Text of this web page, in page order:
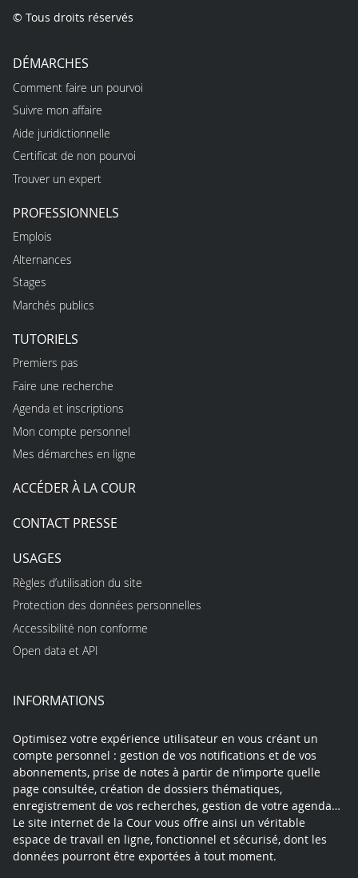
© Tous droits réservés
DÉMARCHES
Comment faire un pourvoi
Suivre mon affaire
Aide juridictionnelle
Certificat de non pourvoi
Trouver un expert
PROFESSIONNELS
Emplois
Alternances
Stages
Marchés publics
TUTORIELS
Premiers pas
Faire une recherche
Agenda et inscriptions
Mon compte personnel
Mes démarches en ligne
ACCÉDER À LA COUR
CONTACT PRESSE
USAGES
Règles d’utilisation du site
Protection des données personnelles
Accessibilité non conforme
Open data et API
INFORMATIONS
Optimisez votre expérience utilisateur en vous créant un
compte personnel : gestion de vos notifications et de vos
abonnements, prise de notes à partir de n’importe quelle
page consultée, création de dossiers thématiques,
enregistrement de vos recherches, gestion de votre agenda…
Le site internet de la Cour vous offre ainsi un véritable
espace de travail en ligne, fonctionnel et sécurisé, dont les
données pourront être exportées à tout moment.